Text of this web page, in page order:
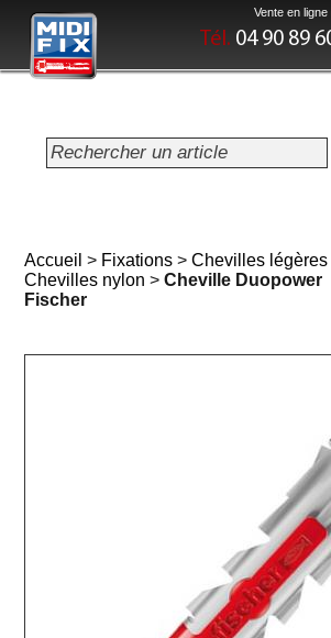
Vente en
Tél. 04 90 89
Accueil > Fixations >Chevilles légères
Chevilles nylon >Cheville Duopower
Fischer